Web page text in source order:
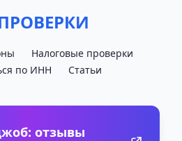
Налоговые проверки
по ИНН
Статьи
отзывы